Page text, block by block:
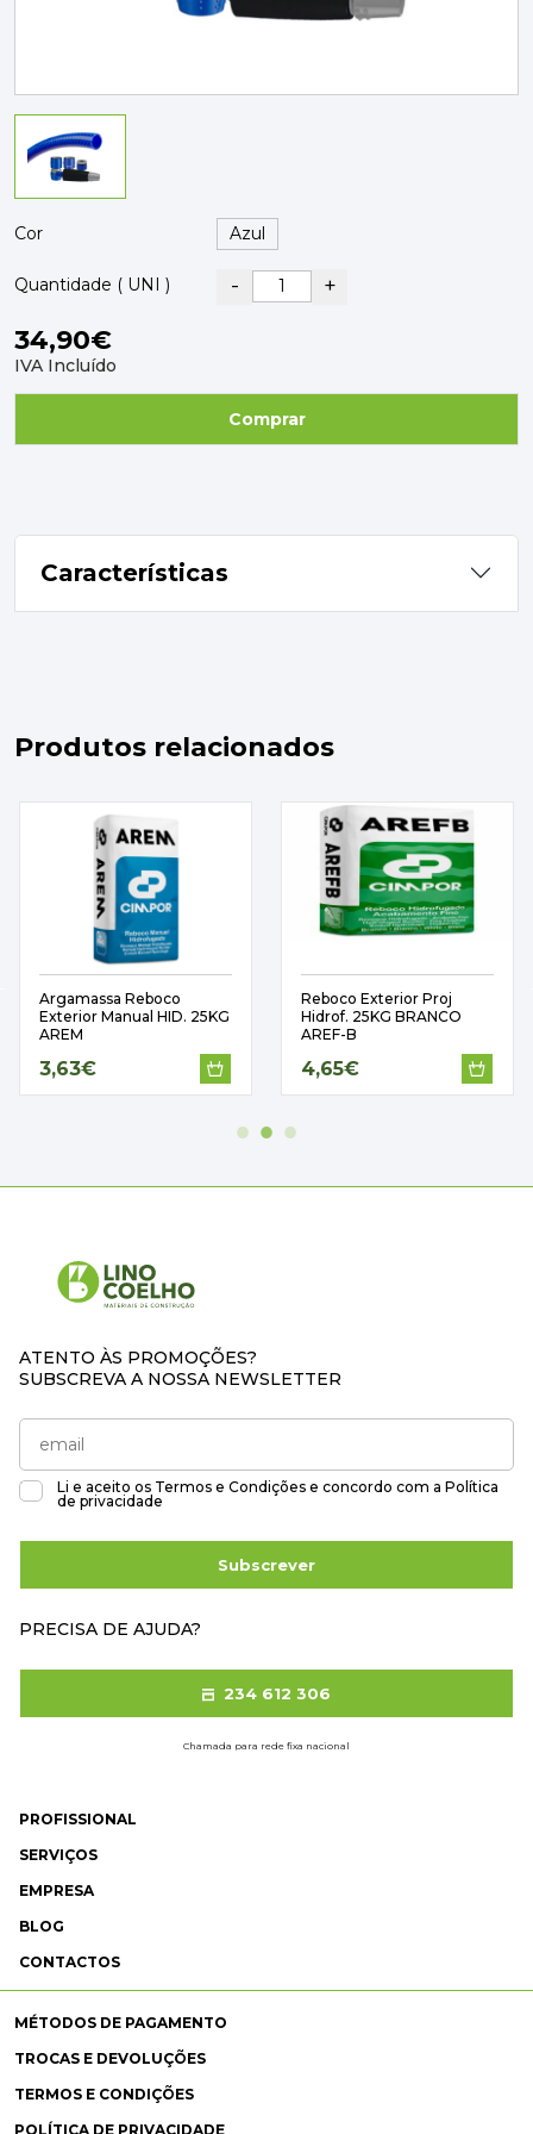
DYRUP
SKIL
Cor
Quantidade ( UNI ) - +
34,90€
IVA Incluído
Comprar
Características
Produtos relacionados
Argamassa Reboco
Exterior Manual HID. 25KG
AREM
3,63€
Reboco Exterior Proj
Hidrof. 25KG BRANCO
AREF-B
4,65€
PROFISSIONAL
SERVIÇOS
EMPRESA
BLOG
CONTACTOS
MÉTODOS DE PAGAMENTO
TROCAS E DEVOLUÇÕES
TERMOS E CONDIÇÕES
POLÍTICA DE PRIVACIDADE
ATENTO ÀS PROMOÇÕES?
SUBSCREVA A NOSSA NEWSLETTER
Li e aceito os Termos e Condições e concordo com a Política
de privacidade
Subscrever
PRECISA DE AJUDA?
234 612 306
Chamada para rede fixa nacional